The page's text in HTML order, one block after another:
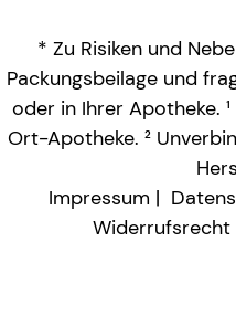
* Zu Risiken und
Packungsbeilage und
oder in Ihrer Apotheke.
Ort-Apotheke. ²
Impressum
Widerrufsrecht